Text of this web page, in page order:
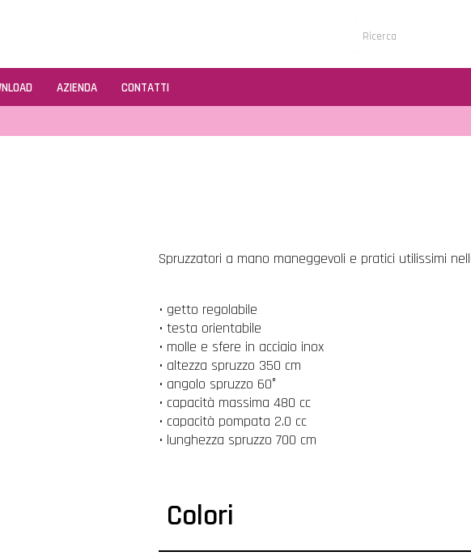
AZIENDA CONTATTI
Spruzzatori a mano maneggevoli e pratici utilissimi
• getto regolabile
• testa orientabile
• molle e sfere in acciaio inox
• altezza spruzzo 350 cm
• angolo spruzzo 60°
• capacità massima 480 cc
• capacità pompata 2.0 cc
• lunghezza spruzzo 700 cm
Colori